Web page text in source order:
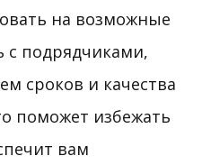
на возможные
подрядчиками,
сроков и качества
поможет избежать
вам